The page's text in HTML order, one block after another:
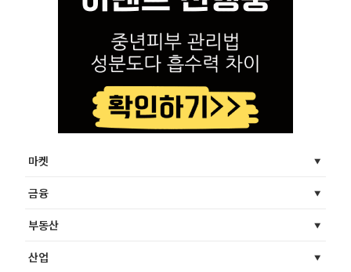
마켓
금융
부동산
산업